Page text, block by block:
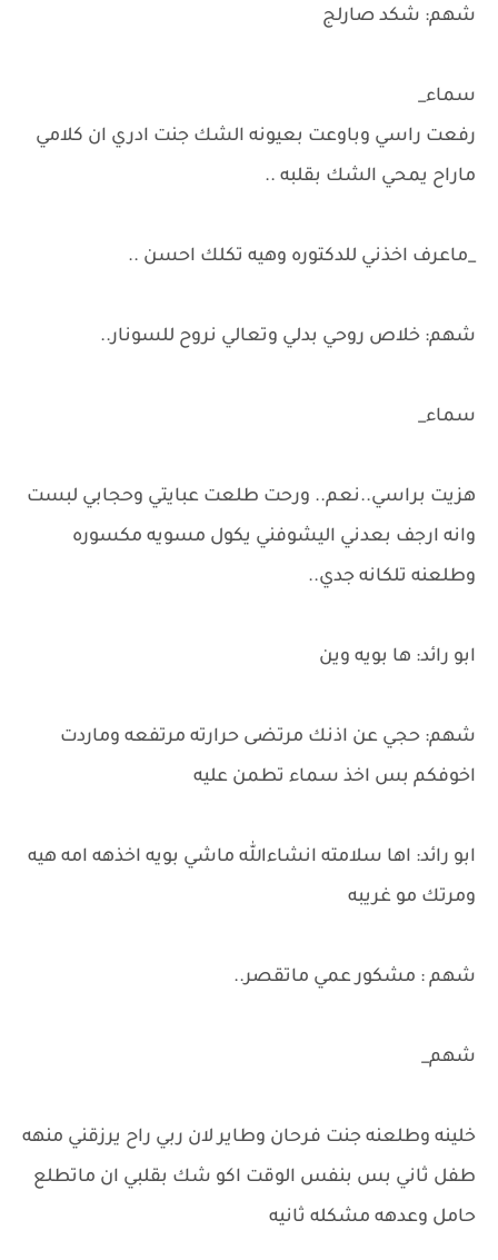
شهم: شكد صارلج
سماء_
رفعت راسي وباوعت بعيونه الشك جنت ادري ان كلامي
ماراح يمحي الشك بقلبه ..
_ماعرف اخذني للدكتوره وهيه تكلك احسن ..
شهم: خلاص روحي بدلي وتعالي نروح للسونار..
سماء_
هزيت براسي..نعم.. ورحت طلعت عبايتي وحجابي لبست
وانه ارجف بعدني اليشوفني يكول مسويه مكسوره
وطلعنه تلكانه جدي..
ابو رائد: ها بويه وين
شهم: حجي عن اذنك مرتضى حرارته مرتفعه وماردت
اخوفكم بس اخذ سماء تطمن عليه
ابو رائد: اها سلامته انشاءالله ماشي بويه اخذهه امه هيه
ومرتك مو غريبه
شهم : مشكور عمي ماتقصر..
شهم_
خلينه وطلعنه جنت فرحان وطاير لان ربي راح يرزقني منهه
طفل ثاني بس بنفس الوقت اكو شك بقلبي ان ماتطلع
حامل وعدهه مشكله ثانيه